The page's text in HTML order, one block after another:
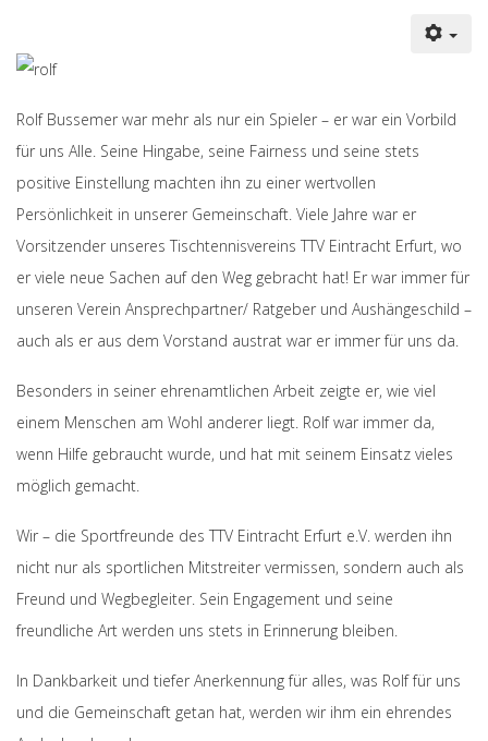
Rolf Bussemer war mehr als nur ein Spieler – er war ein Vorbild
für uns Alle. Seine Hingabe, seine Fairness und seine stets
positive Einstellung machten ihn zu einer wertvollen
Persönlichkeit in unserer Gemeinschaft. Viele Jahre war er
Vorsitzender unseres Tischtennisvereins TTV Eintracht Erfurt, wo
er viele neue Sachen auf den Weg gebracht hat! Er war immer für
unseren Verein Ansprechpartner/ Ratgeber und Aushängeschild –
auch als er aus dem Vorstand austrat war er immer für uns da.
Besonders in seiner ehrenamtlichen Arbeit zeigte er, wie viel
einem Menschen am Wohl anderer liegt. Rolf war immer da,
wenn Hilfe gebraucht wurde, und hat mit seinem Einsatz vieles
möglich gemacht.
Wir – die Sportfreunde des TTV Eintracht Erfurt e.V. werden ihn
nicht nur als sportlichen Mitstreiter vermissen, sondern auch als
Freund und Wegbegleiter. Sein Engagement und seine
freundliche Art werden uns stets in Erinnerung bleiben.
In Dankbarkeit und tiefer Anerkennung für alles, was Rolf für uns
und die Gemeinschaft getan hat, werden wir ihm ein ehrendes